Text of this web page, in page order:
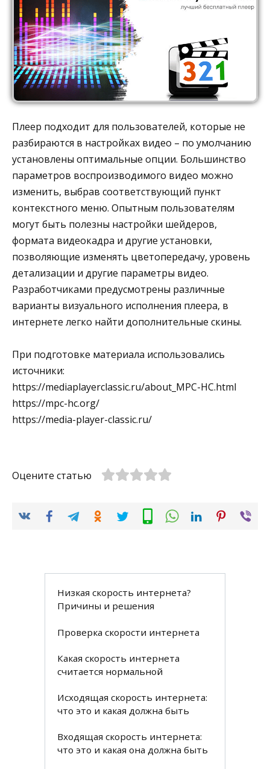
Плеер подходит для пользователей, которые не
разбираются в настройках видео – по умолчанию
установлены оптимальные опции. Большинство
параметров воспроизводимого видео можно
изменить, выбрав соответствующий пункт
контекстного меню. Опытным пользователям
могут быть полезны настройки шейдеров,
формата видеокадра и другие установки,
позволяющие изменять цветопередачу, уровень
детализации и другие параметры видео.
Разработчиками предусмотрены различные
варианты визуального исполнения плеера, в
интернете легко найти дополнительные скины.
При подготовке материала использовались
источники:
https://mediaplayerclassic.ru/about_MPC-HC.html
https://mpc-hc.org/
https://media-player-classic.ru/
Оцените статью
Низкая скорость интернета?
Причины и решения
Проверка скорости интернета
Какая скорость интернета
считается нормальной
Исходящая скорость интернета:
что это и какая должна быть
Входящая скорость интернета:
что это и какая она должна быть